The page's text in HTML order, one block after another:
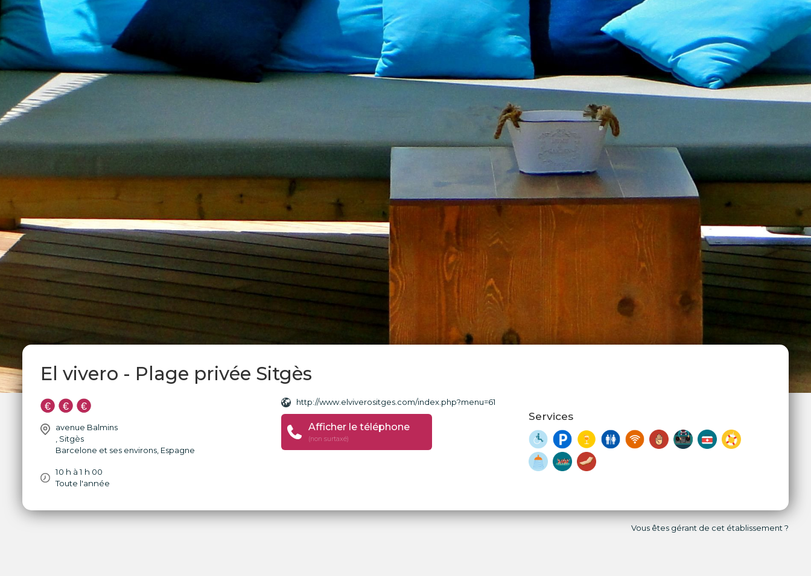
El vivero - Plage privée Sitgès
avenue Balmins
Sitgès
Barcelone et ses environs Espagne
10 h à 1 h 00
Toute l'année
http://www.elviverositges.com/index.php?menu=61
Afficher le téléphone
(non surtaxé)
Services
Vous êtes gérant de cet établissement ?